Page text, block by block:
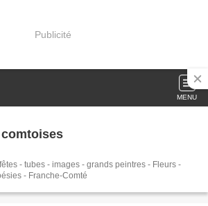
Publicité
MENU
- tubes - images - grands peintres - Fleurs -
- Franche-Comté